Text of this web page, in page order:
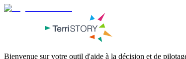
Bienvenue sur votre outil d'aide à la décision et de